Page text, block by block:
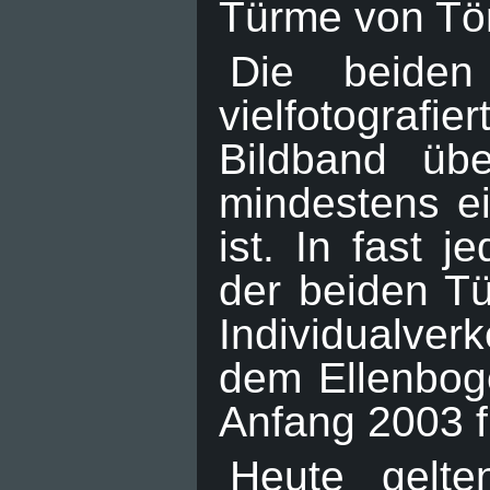
Türme von
Die
Bildband
mindestens
ist. In fast
der beiden
dem
Anfang 2003
Heute